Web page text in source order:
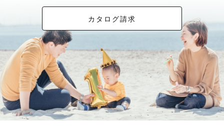
カタログ請求